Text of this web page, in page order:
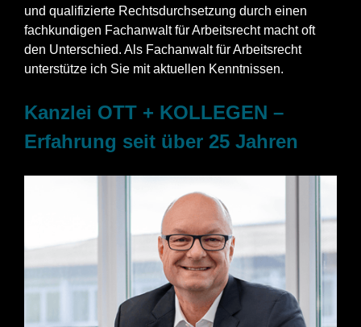
und qualifizierte Rechtsdurchsetzung durch einen
fachkundigen Fachanwalt für Arbeitsrecht macht oft
den Unterschied. Als Fachanwalt für Arbeitsrecht
unterstütze ich Sie mit aktuellen Kenntnissen.
Kanzlei OTT + KOLLEGEN –
Erfahrung seit über 25 Jahren